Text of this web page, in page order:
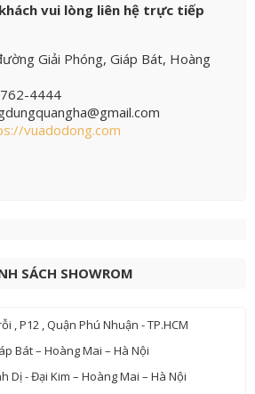
vui lòng liên hệ trực tiếp
Giải Phóng, Giáp Bát, Hoàng
4444
vuadodong.com
SÁCH SHOWROM
, P12 , Quận Phú Nhuận - TP.HCM
Bát – Hoàng Mai – Hà Nội
Dị - Đại Kim – Hoàng Mai – Hà Nội